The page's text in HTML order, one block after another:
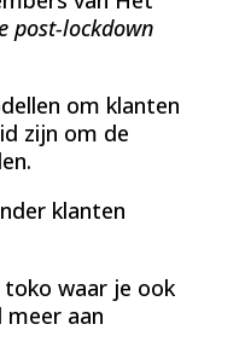
post-lockdown
om klanten
zijn om de
klanten
toko waar je ook
aan